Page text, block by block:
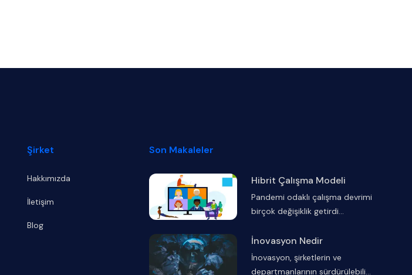
Şirket
Hakkımızda
İletişim
Blog
Son Makaleler
Hibrit Çalışma Modeli
Pandemi odaklı çalışma devrimi
birçok değişiklik getirdi...
İnovasyon Nedir
İnovasyon, şirketlerin ve
departmanlarının sürdürülebili...